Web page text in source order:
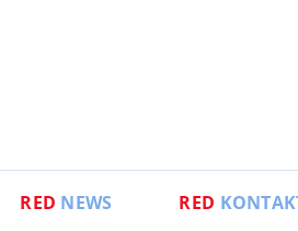
RED NEWS RED